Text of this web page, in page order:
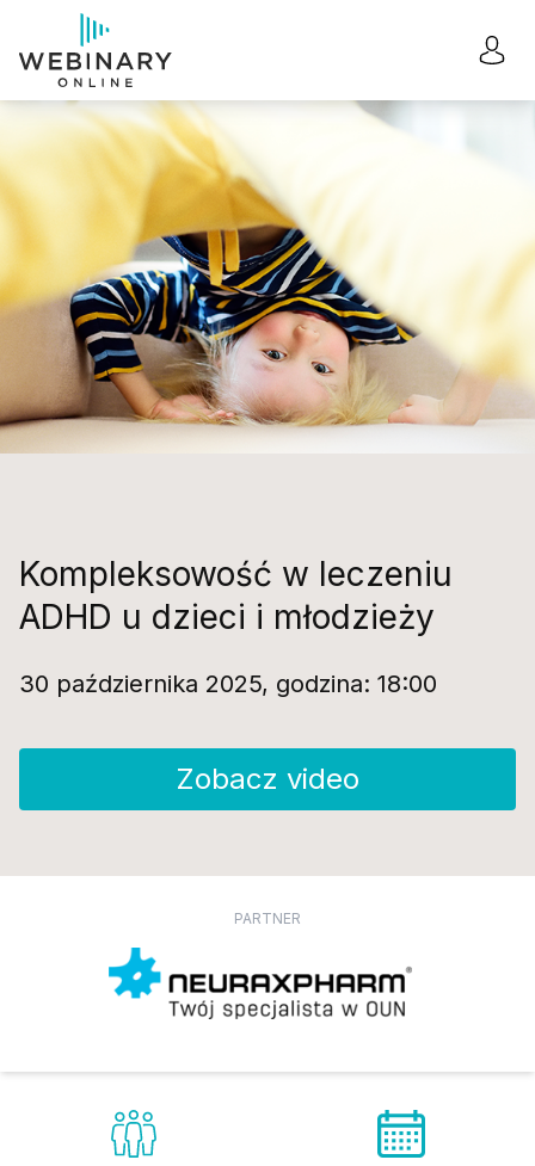
Kompleksowość w leczeniu
ADHD u dzieci i młodzieży
30 października 2025, godzina: 18:00
Zobacz video
PARTNER